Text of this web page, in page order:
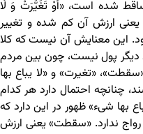
شده است، «أَوْ تَغَیَّرَتْ وَ لَا
یعنی ارزش آن کم شده و تغییر
این معنایش آن نیست که کلا
پول نیست، چون بین مردم
«تغیرت» و «لا یباع بها
چنانچه احتمال دارد هر کدام
بها شیء» ظهور در این دارد که
رواج ندارد. «سقطت» یعنی ارزش